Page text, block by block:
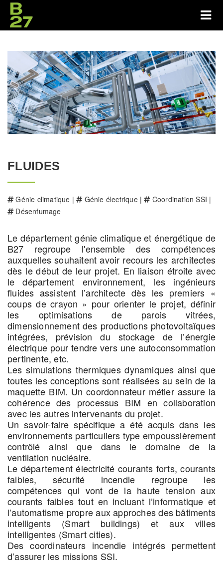
FLUIDES
Génie climatique | Génie électrique |
Coordination SSI |
Désenfumage
Le département génie climatique et énergétique de
B27 regroupe l'ensemble des compétences
auxquelles souhaitent avoir recours les architectes
dès le début de leur projet. En liaison étroite avec
le département environnement, les ingénieurs
fluides assistent l’architecte dès les premiers «
coups de crayon » pour orienter le projet, définir
les optimisations de parois vitrées,
dimensionnement des productions photovoltaïques
intégrées, prévision du stockage de l’énergie
électrique pour tendre vers une autoconsommation
pertinente, etc.
Les simulations thermiques dynamiques ainsi que
toutes les conceptions sont réalisées au sein de la
maquette BIM. Un coordonnateur métier assure la
cohérence des processus BIM en collaboration
avec les autres intervenants du projet.
Un savoir-faire spécifique a été acquis dans les
environnements particuliers type empoussièrement
contrôlé ainsi que dans le domaine de la
ventilation nucléaire.
Le département électricité courants forts, courants
faibles, sécurité incendie regroupe les
compétences qui vont de la haute tension aux
courants faibles tout en incluant l’informatique et
l’automatisme propre aux approches des bâtiments
intelligents (Smart buildings) et aux villes
intelligentes (Smart cities).
Des coordinateurs incendie intégrés permettent
d’assurer les missions SSI.